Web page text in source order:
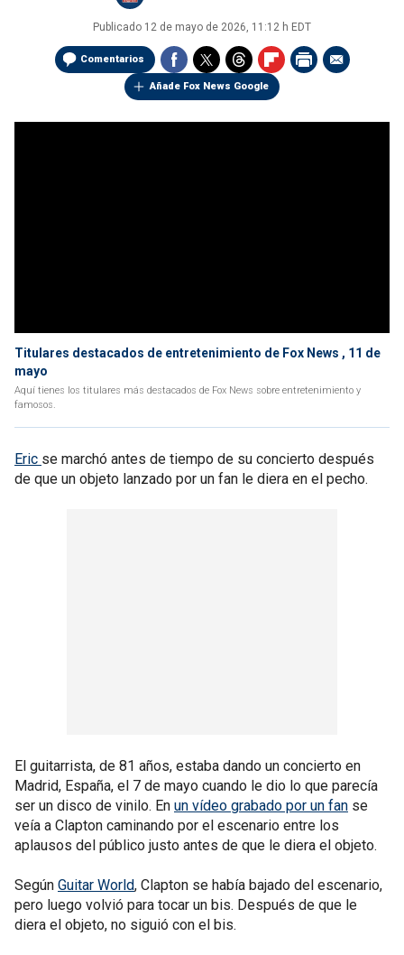
Publicado 12 de mayo de 2026, 11:12 h EDT
Comentarios
Añade Fox News Google
Titulares destacados de entretenimiento de Fox News , 11 de
mayo
Aquí tienes los titulares más destacados de Fox News sobre entretenimiento y
famosos.
Eric se marchó antes de tiempo de su concierto después
de que un objeto lanzado por un fan le diera en el pecho.
El guitarrista, de 81 años, estaba dando un concierto en
Madrid, España, el 7 de mayo cuando le dio lo que parecía
ser un disco de vinilo. En un vídeo grabado por un fan se
veía a Clapton caminando por el escenario entre los
aplausos del público justo antes de que le diera el objeto.
Según Guitar World, Clapton se había bajado del escenario,
pero luego volvió para tocar un bis. Después de que le
diera el objeto, no siguió con el bis.